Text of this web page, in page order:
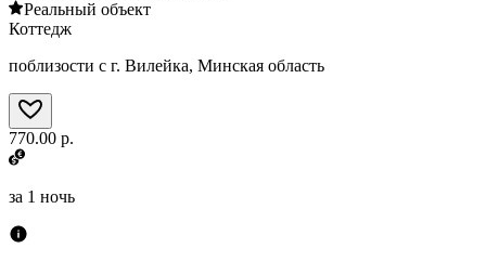
Реальный объект
Коттедж
поблизости с г. Вилейка, Минская область
770.00 р.
за 1 ночь